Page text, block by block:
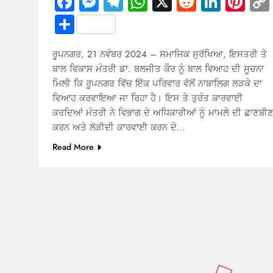
Share
ਰੂਪਨਗਰ, 21 ਨਵੰਬਰ 2024 – ਸਮਾਜਿਕ ਸੁਰੱਖਿਆ, ਇਸਤਰੀ ਤੇ
ਬਾਲ ਵਿਕਾਸ ਮੰਤਰੀ ਡਾ. ਬਲਜੀਤ ਕੌਰ ਨੂੰ ਬਾਲ ਵਿਆਹ ਦੀ ਸੂਚਨਾ
ਮਿਲੀ ਕਿ ਰੂਪਨਗਰ ਵਿੱਚ ਇੱਕ ਪਰਿਵਾਰ ਵੱਲੋਂ ਨਾਬਾਲਿਗ ਲੜਕੇ ਦਾ
ਵਿਆਹ ਕਰਵਾਇਆ ਜਾ ਰਿਹਾ ਹੈ। ਇਸ ਤੇ ਤੁਰੰਤ ਕਾਰਵਾਈ
ਕਰਦਿਆਂ ਮੰਤਰੀ ਨੇ ਵਿਭਾਗ ਦੇ ਅਧਿਕਾਰੀਆਂ ਨੂੰ ਮਾਮਲੇ ਦੀ ਛਾਣਬੀਣ
ਕਰਨ ਅਤੇ ਲੋੜੀਦੀ ਕਾਰਵਾਈ ਕਰਨ ਦੇ…
Read More